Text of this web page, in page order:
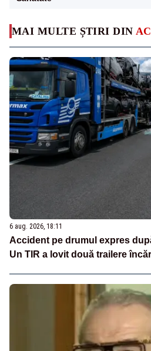
MAI MULTE ȘTIRI DIN
6 aug. 2026, 18:11
Accident pe drumul expres
Un TIR a lovit două trailere